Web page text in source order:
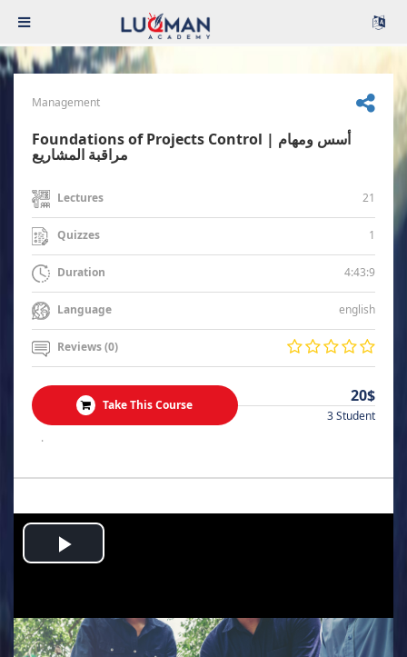
Management
Foundations of Projects Control | أسس ومهام
مراقبة المشاريع
Lectures 21
Quizzes 1
Duration 4:43:9
Language english
Reviews (0)
Take This Course 20$
3 Student
.
Play